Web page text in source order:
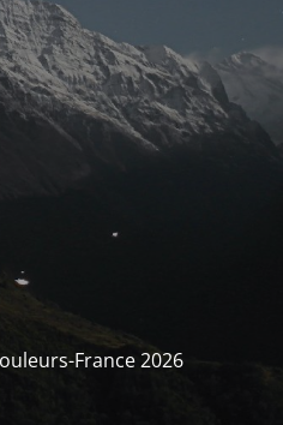
France 2026